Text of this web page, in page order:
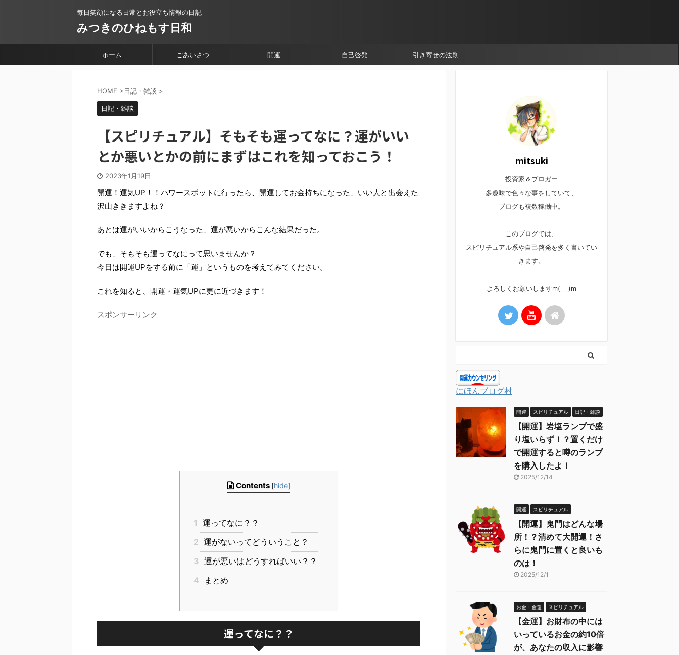
毎日笑顔になる日常とお役立ち情報の日記
みつきのひねもす日和
ホーム ごあいさつ 開運 自己啓発 引き寄せの法則
HOME >日記・雑談 >
日記・雑談
【スピリチュアル】そもそも運ってなに？運がいい
とか悪いとかの前にまずはこれを知っておこう！
2023年1月19日
開運！運気UP！！パワースポットに行ったら、開運してお金持ちになった、いい人と出会えた
沢山ききますよね？
あとは運がいいからこうなった、運が悪いからこんな結果だった。
でも、そもそも運ってなにって思いませんか？
今日は開運UPをする前に「運」というものを考えてみてください。
これを知ると、開運・運気UPに更に近づきます！
スポンサーリンク
Contents [hide]
1 運ってなに？？
2 運がないってどういうこと？
3 運が悪いはどうすればいい？？
4
まとめ
運ってなに？？
mitsuki
投資家＆ブロガー
多趣味で色々な事をしていて、
ブログも複数稼働中。
このブログでは、
スピリチュアル系や自己啓発を多く書いてい
きます。
よろしくお願いしますm(_ _)m
にほんブログ村
開運 スピリチュアル 日記・雑談
【開運】岩塩ランプで盛
り塩いらず！？置くだけ
で開運すると噂のランプ
を購入したよ！
2025/12/14
開運 スピリチュアル
【開運】鬼門はどんな場
所！？清めて大開運！さ
らに鬼門に置くと良いも
のは！
2025/12/1
お金・金運 スピリチュアル
【金運】お財布の中には
いっているお金の約10倍
が、あなたの収入に影響